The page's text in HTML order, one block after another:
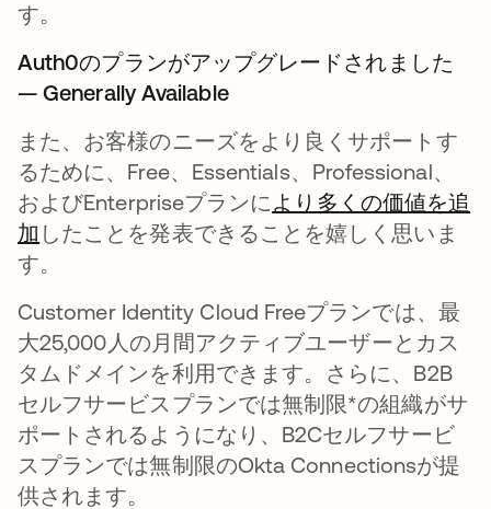
す。
Auth0のプランがアップグレードされました
— Generally Available
また、お客様のニーズをより良くサポートす
るために、Free、Essentials、Professional、
およびEnterpriseプランに より多くの価値を追
加 新しいタブで開く
したことを発表できることを嬉しく思いま
す。
Customer Identity Cloud Freeプランでは、最
大25,000人の月間アクティブユーザーとカス
タムドメインを利用できます。さらに、B2B
セルフサービスプランでは無制限*の組織がサ
ポートされるようになり、B2Cセルフサービ
スプランでは無制限のOkta Connectionsが提
供されます。